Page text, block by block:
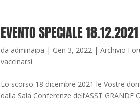
EVENTO SPECIALE
da adminaipa | Gen 3, 2022 |Archivio
vaccinarsi
Lo scorso 18 dicembre 2021 le Vostre
dalla Sala Conferenze dell’ASST GRANDE